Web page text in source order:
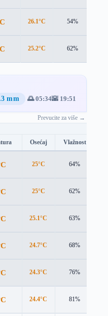
26.1°C 54%
25.2°C 62%
mm 🌅 05:34🌇 19:51
Prevucite za više →
Osećaj Vlažnost
25°C 64%
25°C 62%
25.1°C 63%
24.7°C 68%
24.3°C 76%
24.4°C 81%